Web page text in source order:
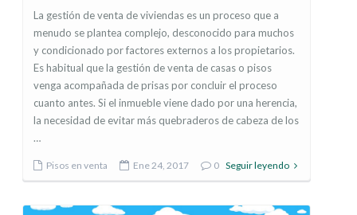
La gestión de venta de viviendas es un proceso que a
menudo se plantea complejo, desconocido para muchos
y condicionado por factores externos a los propietarios.
Es habitual que la gestión de venta de casas o pisos
venga acompañada de prisas por concluir el proceso
cuanto antes. Si el inmueble viene dado por una herencia,
la necesidad de evitar más quebraderos de cabeza de los
…
Pisos en venta Ene 24, 2017 0 Seguir leyendo